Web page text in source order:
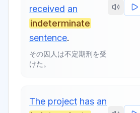
received an
indeterminate
sentence.
その囚人は不定期刑を受
けた。
The project has an